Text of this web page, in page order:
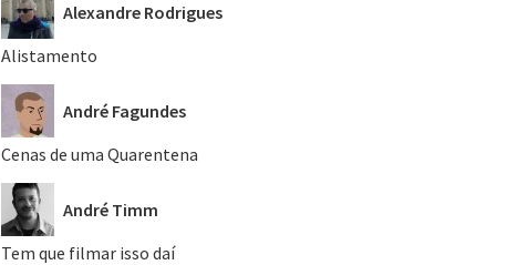
Alexandre Rodrigues
Alistamento
André Fagundes
Cenas de uma Quarentena
André Timm
Tem que filmar isso daí